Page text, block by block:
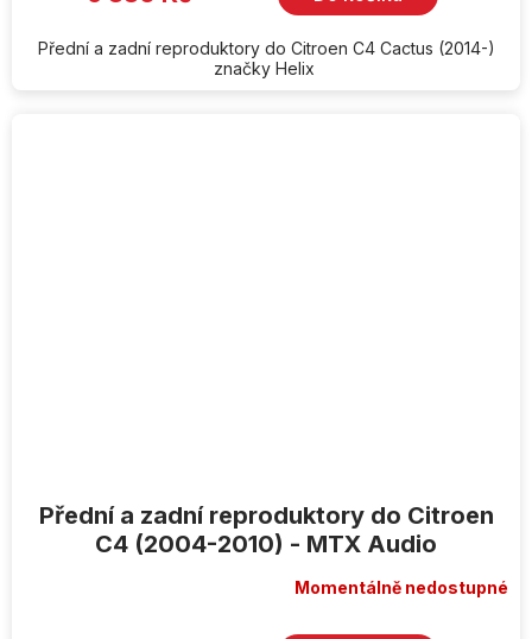
Přední a zadní reproduktory do Citroen C4 Cactus (2014-)
značky Helix
Přední a zadní reproduktory do Citroen
C4 (2004-2010) - MTX Audio
Momentálně nedostupné